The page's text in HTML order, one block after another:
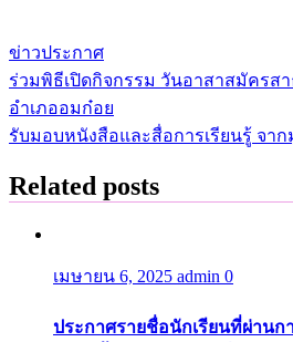
ข่าวประกาศ
แนะแนว
เรื่อง
ร่วมพิธีเปิดกิจกรรม วันอาสาสมัครส
อำเภออมก๋อย
รับมอบหนังสือและสื่อการเรียนรู้ จา
Related posts
เมษายน 6, 2025 admin 0
ประกาศรายชื่อนักเรียนที่ผ่านก